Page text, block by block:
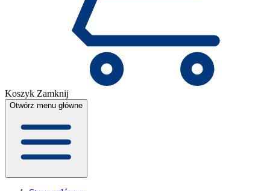
Koszyk Zamknij
Otwórz menu główne